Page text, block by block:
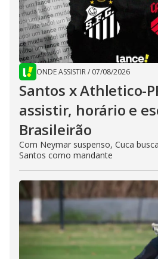
ONDE ASSISTIR/ 07/08/2026
Santos x Athletico-
assistir, horário e
Brasileirão
Com Neymar suspenso, Cuca
Santos como mandante